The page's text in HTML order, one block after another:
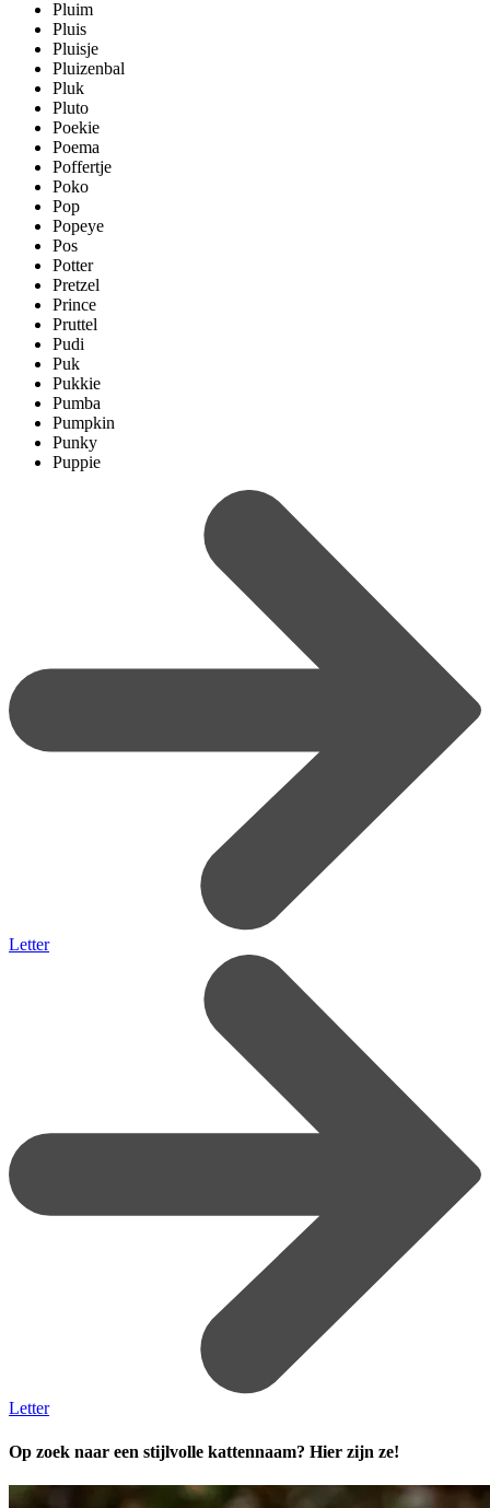
Pluim
Pluis
Pluisje
Pluizenbal
Pluk
Pluto
Poekie
Poema
Poffertje
Poko
Pop
Popeye
Pos
Potter
Pretzel
Prince
Pruttel
Pudi
Puk
Pukkie
Pumba
Pumpkin
Punky
Puppie
Letter
Letter
Op zoek naar een stijlvolle kattennaam? Hier zijn ze!